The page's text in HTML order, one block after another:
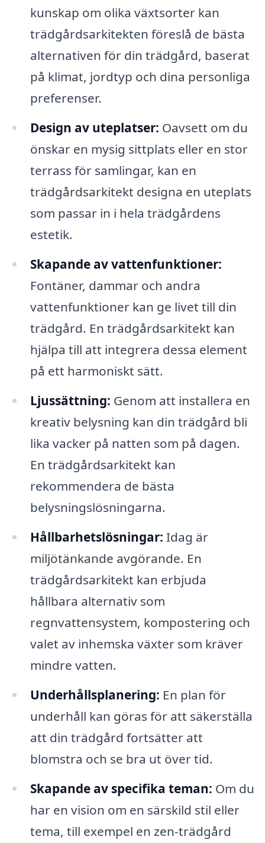
kunskap om olika växtsorter kan
trädgårdsarkitekten föreslå de bästa
alternativen för din trädgård, baserat
på klimat, jordtyp och dina personliga
preferenser.
Design av uteplatser: Oavsett om du
önskar en mysig sittplats eller en stor
terrass för samlingar, kan en
trädgårdsarkitekt designa en uteplats
som passar in i hela trädgårdens
estetik.
Skapande av vattenfunktioner:
Fontäner, dammar och andra
vattenfunktioner kan ge livet till din
trädgård. En trädgårdsarkitekt kan
hjälpa till att integrera dessa element
på ett harmoniskt sätt.
Ljussättning: Genom att installera en
kreativ belysning kan din trädgård bli
lika vacker på natten som på dagen.
En trädgårdsarkitekt kan
rekommendera de bästa
belysningslösningarna.
Hållbarhetslösningar: Idag är
miljötänkande avgörande. En
trädgårdsarkitekt kan erbjuda
hållbara alternativ som
regnvattensystem, kompostering och
valet av inhemska växter som kräver
mindre vatten.
Underhållsplanering: En plan för
underhåll kan göras för att säkerställa
att din trädgård fortsätter att
blomstra och se bra ut över tid.
Skapande av specifika teman: Om du
har en vision om en särskild stil eller
tema, till exempel en zen-trädgård